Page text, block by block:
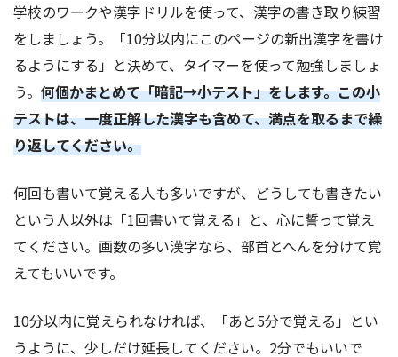
学校のワークや漢字ドリルを使って、漢字の書き取り練習
をしましょう。「10分以内にこのページの新出漢字を書け
るようにする」と決めて、タイマーを使って勉強しましょ
う。 何個かまとめて「暗記→小テスト」をします。この小
テストは、一度正解した漢字も含めて、満点を取るまで繰
り返してください。
何回も書いて覚える人も多いですが、どうしても書きたい
という人以外は「1回書いて覚える」と、心に誓って覚え
てください。画数の多い漢字なら、部首とへんを分けて覚
えてもいいです。
10分以内に覚えられなければ、「あと5分で覚える」とい
うように、少しだけ延長してください。2分でもいいで